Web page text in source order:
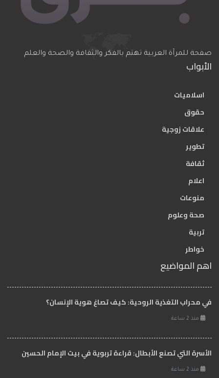
صفحة للمرآة العربية تهتم بالفكر والثقافة والصحة والعلم
الأبواب
اسلاميات
حقوق
علاقات زوجية
تطوير
ثقافة
اعلام
منوعات
صحة وعلوم
تربية
خواطر
اهم المواضيع
في محراب التغذية الروحية: كيف تصاغ هوية الإنسان؟
منذ 2 ساعة
الأسرة التي تصنع الأبطال: قراءة تربوية في بيت الإمام الحسين
منذ 2 ساعة